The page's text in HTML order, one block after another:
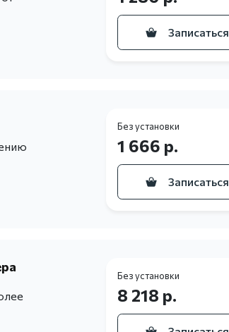
Записаться
Без установки
1 666 р.
Записаться
Без установки
8 218 р.